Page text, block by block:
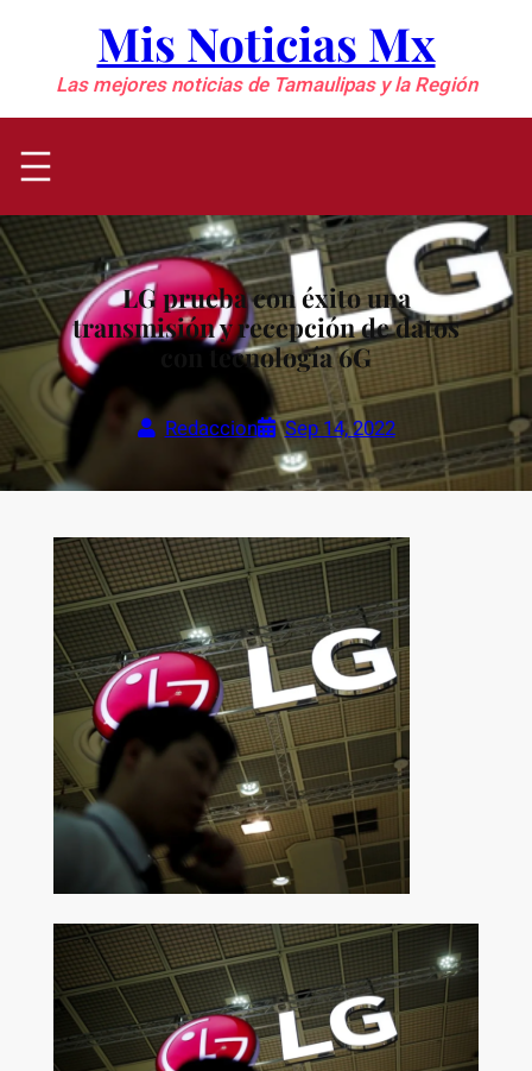
contenido
Mis Noticias Mx
Las mejores noticias de Tamaulipas y la Región
LG prueba con éxito una
transmisión y recepción de datos
con tecnología 6G
Redaccion Sep 14, 2022